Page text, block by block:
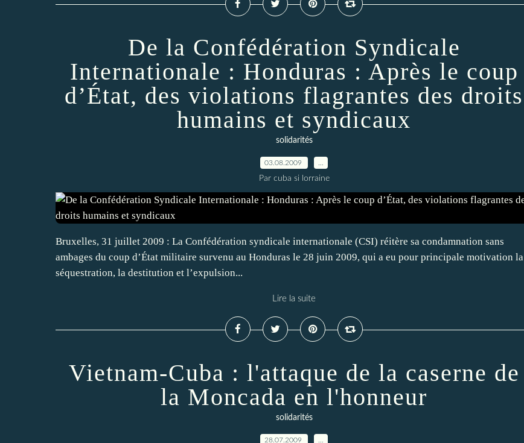
De la Confédération Syndicale
Internationale : Honduras : Après le coup
d’État, des violations flagrantes des droits
humains et syndicaux
solidarités
03.08.2009
Par cuba si lorraine
Bruxelles, 31 juillet 2009 : La Confédération syndicale internationale (CSI) réitère sa condamnation sans
ambages du coup d’État militaire survenu au Honduras le 28 juin 2009, qui a eu pour principale motivation la
séquestration, la destitution et l’expulsion...
Lire la suite
Vietnam-Cuba : l'attaque de la caserne de
la Moncada en l'honneur
solidarités
28.07.2009